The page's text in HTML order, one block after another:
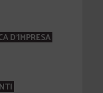
D'IMPRESA